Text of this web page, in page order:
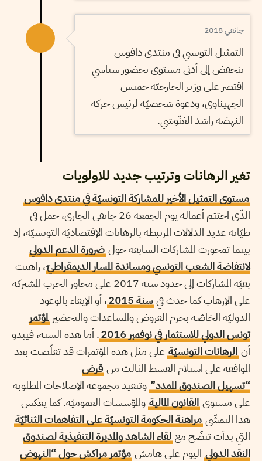
جانفي 2018
التمثيل التونسي في منتدى دافوس
ينخفض إلى أدني مستوى بحضور سياسي
اقتصر على وزير الخارجيّة خميس
الجهيناوي، ودعوة شخصيّة لرئيس حركة
النهضة راشد الغنّوشي.
تغير الرهانات وترتيب جديد للاولويات
مستوى التمثيل الأخير للمشاركة التونسيّة في منتدى دافوس
الذّي اختتم أعماله يوم الجمعة 26 جانفي الجاري، حمل في
طيّاته عديد الدلالات المرتبطة بالرهانات الإقتصاديّة التونسيّة، إذ
بينما تمحورت المشاركات السابقة حول ضرورة الدعم الدولي
لانتفاضة الشعب التونسي ومساندة المسار الديمقراطيّ، راهنت
بقيّة المشاركات إلى حدود سنة 2017 على محاور الحرب المشتركة
على الإرهاب كما حدث في سنة 2015
، أو الإيفاء بالوعود
الدوليّة الخاصّة بحزم القروض والمساعدات والتحضير لمؤتمر
تونس الدولي للاستثمار في نوفمبر 2016
. أما هذه السنة، فيبدو
أن الرهانات التونسيّة على مثل هذه المؤتمرات قد تقلّصت بعد
الموافقة على استلام القسط الثالث من قرض
“تسهيل الصندوق الممدد” وتنفيذ مجموعة الإصلاحات المطلوبة
على مستوى القانون المالية والمؤسسات العموميّة. كما يعكس
هذا التمشّي مراهنة الحكومة التونسيّة على التفاهمات الثنائيّة
التي بدأت تتضّح مع لقاء الشاهد والمديرة التنفيذية لصندوق
النقد الدولي اليوم على هامش مؤتمر مراكش حول “النهوض